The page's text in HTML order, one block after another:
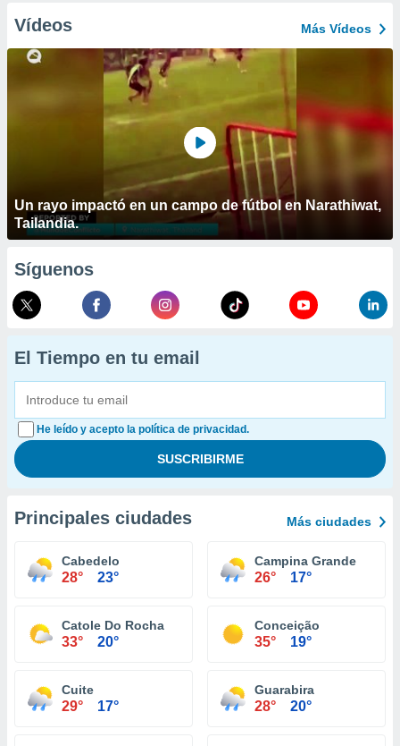
Vídeos Más Vídeos
Un rayo impactó en un campo de fútbol en Narathiwat,
Tailandia.
Síguenos
El Tiempo en tu email
He leído y acepto la política de privacidad.
Principales ciudades Más ciudades
Cabedelo
28° 23°
Campina Grande
26° 17°
Catole Do Rocha
33° 20°
Conceição
35° 19°
Cuite
29° 17°
Guarabira
28° 20°